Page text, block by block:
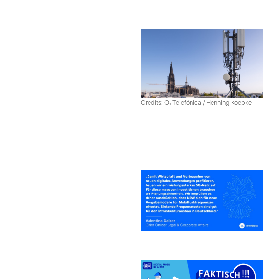
Credits: O2Telefónica / Henning Koepke